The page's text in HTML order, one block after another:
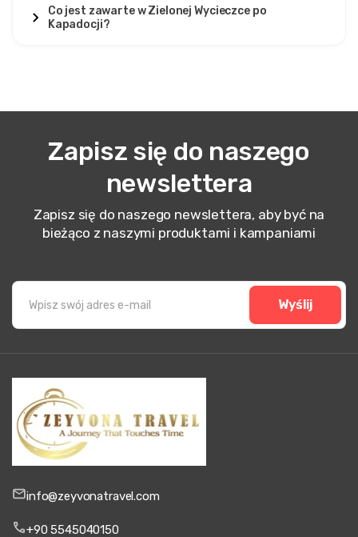
Co jest zawarte w Zielonej Wycieczce po
Kapadocji?
Zapisz się do naszego
newslettera
Zapisz się do naszego newslettera, aby być na
bieżąco z naszymi produktami i kampaniami
Wyślij
info@zeyvonatravel.com
+90 5545040150